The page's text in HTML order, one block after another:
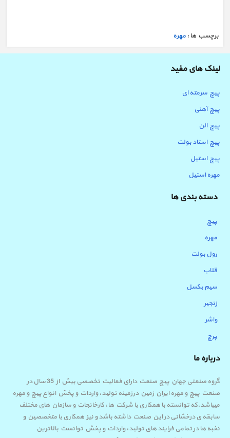
برچسب ها : مهره
لینک های مفید
پیچ سرمته ای
پیچ آهنی
پیچ الن
پیچ استاد بولت
پیچ استیل
مهره استیل
دسته بندی ها
پیچ
مهره
رول بولت
قلاب
سیم بکسل
زنجیر
واشر
پرچ
درباره ما
گروه صنعتی جهان پیچ صنعت دارای فعالیت تخصصی بیش از 35 سال در
صنعت پیچ و مهره ایران زمین درزمینه تولید، واردات و پخش انواع پیچ و مهره
میباشد.که توانسته با همکاری با شرکت ها، کارخانجات و سازمان های مختلف
سابقه ی درخشانی در این صنعت داشته باشد و نیز همکاری با متخصصین و
نخبه ها در تمامی فرایند های تولید، واردات و پخش توانست بالاترین